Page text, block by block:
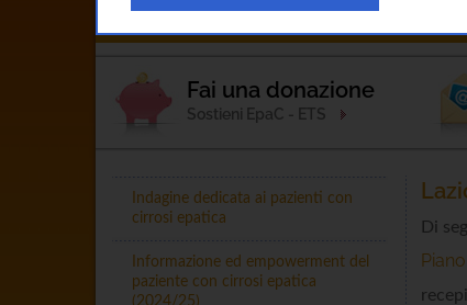
Fai una donazione
Sostieni EpaC - ETS
Indagine dedicata ai pazienti con
cirrosi epatica
Informazione ed empowerment del
paziente con cirrosi epatica
(2024/25)
Di